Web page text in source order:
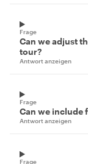
Frage
Can we adjust
tour?
Antwort anzeigen
Frage
Can we include
Antwort anzeigen
Frage